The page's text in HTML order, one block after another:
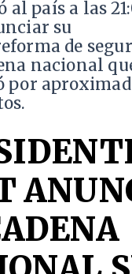
al país a las
su
de
nacional
por